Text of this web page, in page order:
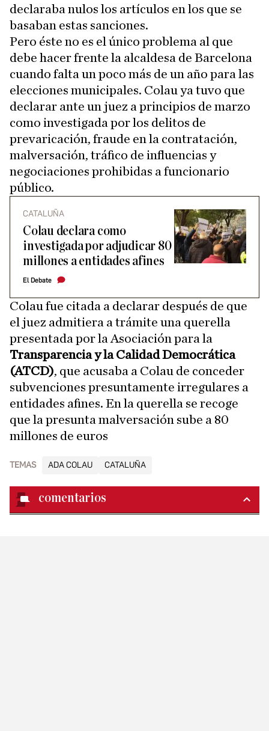
declaraba nulos los artículos en los que se
basaban estas sanciones.
Pero éste no es el único problema al que
debe hacer frente la alcaldesa de Barcelona
cuando falta un poco más de un año para las
elecciones municipales. Colau ya tuvo que
declarar ante un juez a principios de marzo
como investigada por los delitos de
prevaricación, fraude en la contratación,
malversación, tráfico de influencias y
negociaciones prohibidas a funcionario
público.
CATALUÑA
Colau declara como
investigada por adjudicar 80
millones a entidades afines
El Debate
Colau fue citada a declarar después de que
el juez admitiera a trámite una querella
presentada por la Asociación para la
Transparencia y la Calidad Democrática
(ATCD), que acusaba a Colau de conceder
subvenciones presuntamente irregulares a
entidades afines. En la querella se recoge
que la presunta malversación sube a 80
millones de euros
TEMAS ADA COLAU CATALUÑA
comentarios